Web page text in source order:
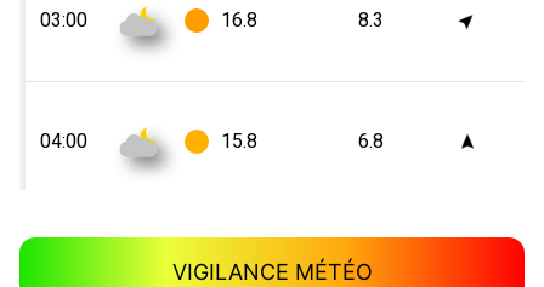
VIGILANCE MÉTÉO